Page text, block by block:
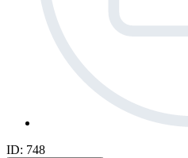
ID: 748